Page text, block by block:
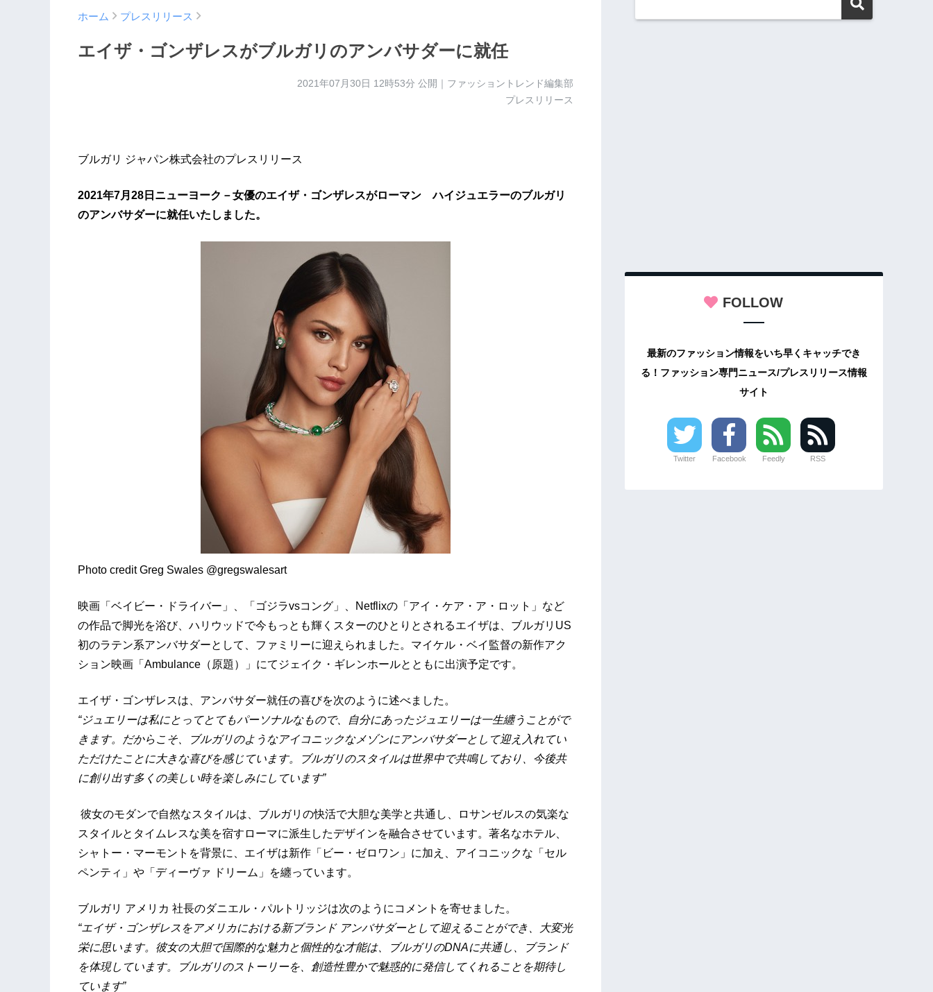
ホーム プレスリリース
エイザ・ゴンザレスがブルガリのアンバサダーに就任
2021年07月30日 12時53分 公開｜ファッショントレンド編集部
プレスリリース
ブルガリ ジャパン株式会社のプレスリリース
2021年7月28日ニューヨーク－女優のエイザ・ゴンザレスがローマン ハイジュエラーのブルガリ
のアンバサダーに就任いたしました。
Photo credit Greg Swales @gregswalesart
映画「ベイビー・ドライバー」、「ゴジラvsコング」、Netflixの「アイ・ケア・ア・ロット」など
の作品で脚光を浴び、ハリウッドで今もっとも輝くスターのひとりとされるエイザは、ブルガリUS
初のラテン系アンバサダーとして、ファミリーに迎えられました。マイケル・ベイ監督の新作アク
ション映画「Ambulance（原題）」にてジェイク・ギレンホールとともに出演予定です。
エイザ・ゴンザレスは、アンバサダー就任の喜びを次のように述べました。
“ジュエリーは私にとってとてもパーソナルなもので、自分にあったジュエリーは一生纏うことがで
きます。だからこそ、ブルガリのようなアイコニックなメゾンにアンバサダーとして迎え入れてい
ただけたことに大きな喜びを感じています。ブルガリのスタイルは世界中で共鳴しており、今後共
に創り出す多くの美しい時を楽しみにしています”
彼女のモダンで自然なスタイルは、ブルガリの快活で大胆な美学と共通し、ロサンゼルスの気楽な
スタイルとタイムレスな美を宿すローマに派生したデザインを融合させています。著名なホテル、
シャトー・マーモントを背景に、エイザは新作「ビー・ゼロワン」に加え、アイコニックな「セル
ペンティ」や「ディーヴァ ドリーム」を纏っています。
ブルガリ アメリカ 社長のダニエル・パルトリッジは次のようにコメントを寄せました。
“エイザ・ゴンザレスをアメリカにおける新ブランド アンバサダーとして迎えることができ、大変光
栄に思います。彼女の大胆で国際的な魅力と個性的な才能は、ブルガリのDNAに共通し、ブランド
を体現しています。ブルガリのストーリーを、創造性豊かで魅惑的に発信してくれることを期待し
ています”
FOLLOW
最新のファッション情報をいち早くキャッチでき
る！ファッション専門ニュース/プレスリリース情報
サイト
Twitter Facebook Feedly RSS